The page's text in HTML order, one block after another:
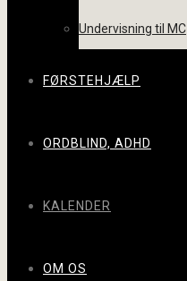
Undervisning til MC
FØRSTEHJÆLP
ORDBLIND, ADHD
KALENDER
OM OS